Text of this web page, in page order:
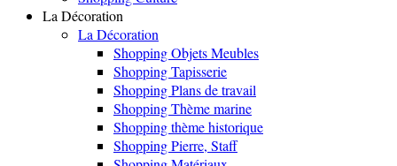
La Décoration
La Décoration
Shopping Objets Meubles
Shopping Tapisserie
Shopping Plans de travail
Shopping Thème marine
Shopping thème historique
Shopping Pierre, Staff